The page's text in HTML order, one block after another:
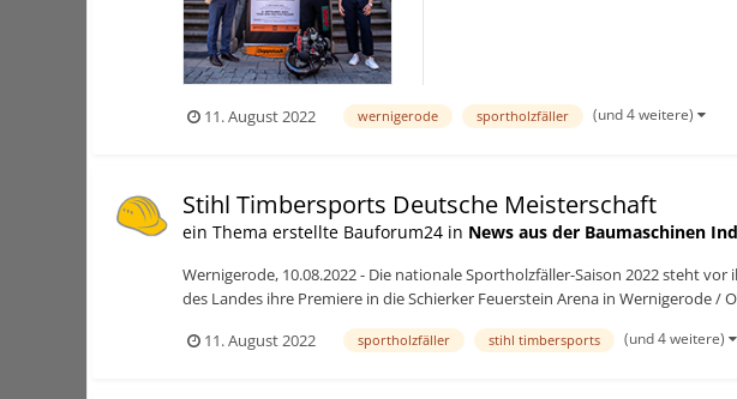
11. August 2022 wernigerode sportholzfäller (und 4 weitere)
Stihl Timbersports Deutsche Meisterschaft
ein Thema erstellte Bauforum24 in News aus der Baumaschinen
Wernigerode, 10.08.2022 - Die nationale Sportholzfäller-Saison 2022 steht
des Landes ihre Premiere in die Schierker Feuerstein Arena in Wernigerode /
11. August 2022
sportholzfäller stihl timbersports (und 4 weitere)